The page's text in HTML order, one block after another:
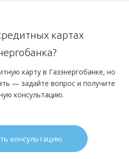
картах
карту в Газэнергобанке, но
— задайте вопрос и получите
консультацию.
консультацию